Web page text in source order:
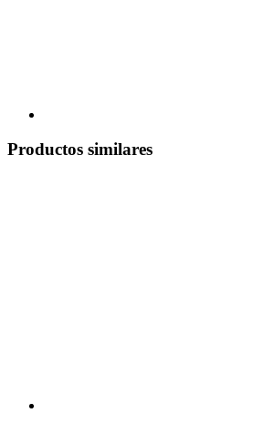
Productos similares